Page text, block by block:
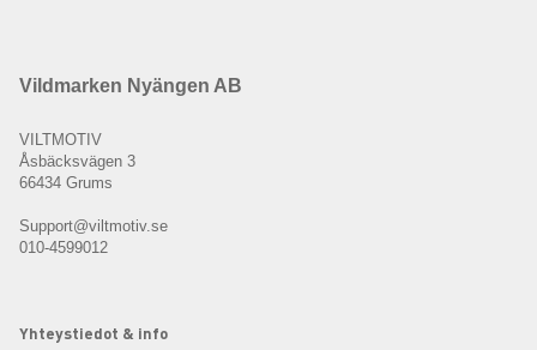
Vildmarken Nyängen AB
VILTMOTIV
Åsbäcksvägen 3
66434 Grums
Support@viltmotiv.se
010-4599012
Yhteystiedot & info